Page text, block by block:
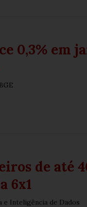
0,3% em
de até
6x1
e Inteligência de Dados